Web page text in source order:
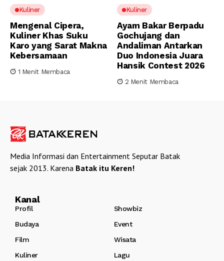
Kuliner
Mengenal Cipera,
Kuliner Khas Suku
Karo yang Sarat Makna
Kebersamaan
1 Menit Membaca
Kuliner
Ayam Bakar Berpadu
Gochujang dan
Andaliman Antarkan
Duo Indonesia Juara
Hansik Contest 2026
2 Menit Membaca
Media Informasi dan Entertainment Seputar Batak
sejak 2013. Karena Batak itu Keren!
Kanal
Profil
Showbiz
Budaya
Event
Film
Wisata
Kuliner
Lagu